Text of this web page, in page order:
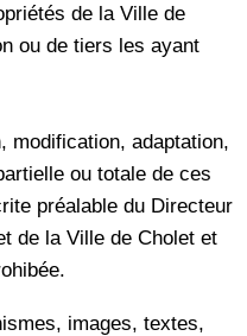
de la Ville de
ou de tiers les ayant
modification, adaptation,
ou totale de ces
préalable du Directeur
de la Ville de Cholet et
images, textes,